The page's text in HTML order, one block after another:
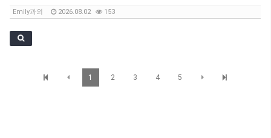
Emily과외 2026.08.02 153
1 2 3 4 5